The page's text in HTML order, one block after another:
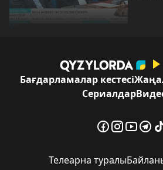
Бағдарламалар кестесі
Сериалдар
Телеарна туралы